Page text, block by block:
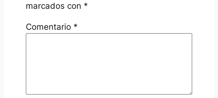
marcados con *
Comentario *